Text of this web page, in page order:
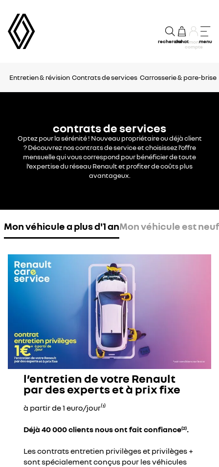
rechercheachatmon
compte
menu
Entretien & révision Contrats de services Carrosserie & pare-brise
contrats de services
Optez pour la sérénité ! Nouveau propriétaire ou déjà client
? Découvrez nos contrats de service et choisissez l’offre
mensuelle qui vous correspond pour bénéficier de toute
l’expertise du réseau Renault et profiter de coûts plus
avantageux.
Mon véhicule a plus d'1 anMon véhicule est
l’entretien de votre Renault
par des experts et à prix fixe
à partir de 1 euro/jour⁽¹⁾
Déjà 40 000 clients nous ont fait confiance(2).
Les contrats entretien privilèges et privilèges +
sont spécialement conçus pour les véhicules